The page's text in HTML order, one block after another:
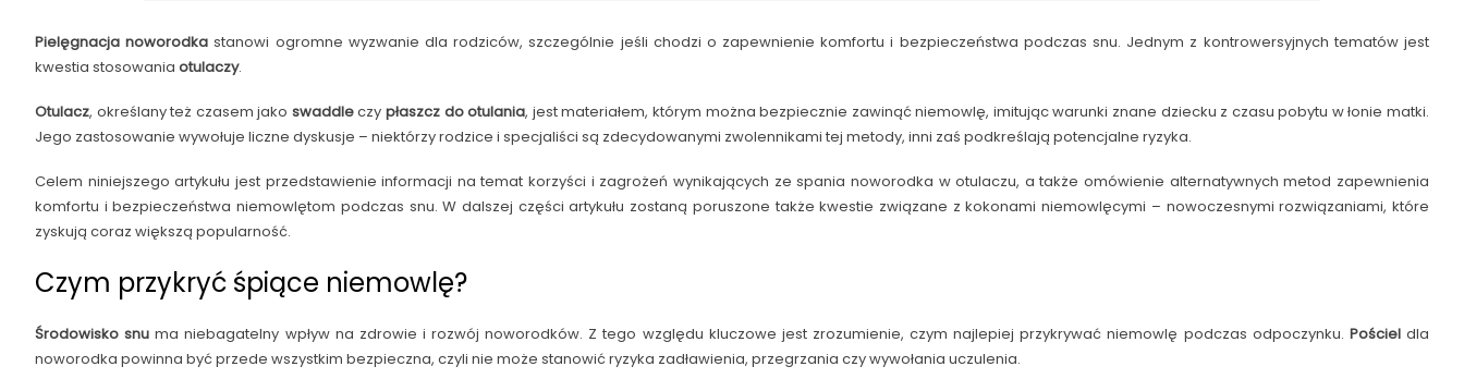
Pielęgnacja noworodka stanowi ogromne wyzwanie dla rodziców, szczególnie jeśli chodzi o zapewnienie komfortu i bezpieczeństwa podczas snu. Jednym z kontrowersyjnych tematów jest
kwestia stosowania otulaczy.
Otulacz, określany też czasem jako swaddleczypłaszcz do otulania, jest materiałem, którym można bezpiecznie zawinąć niemowlę, imitując warunki znane dziecku z czasu pobytu w łonie matki.
Jego zastosowanie wywołuje liczne dyskusje – niektórzy rodzice i specjaliści są zdecydowanymi zwolennikami tej metody, inni zaś podkreślają potencjalne ryzyka.
Celem niniejszego artykułu jest przedstawienie informacji na temat korzyści i zagrożeń wynikających ze spania noworodka w otulaczu, a także omówienie alternatywnych metod zapewnienia
komfortu i bezpieczeństwa niemowlętom podczas snu. W dalszej części artykułu zostaną poruszone także kwestie związane z kokonami niemowlęcymi – nowoczesnymi rozwiązaniami, które
zyskują coraz większą popularność.
Czym przykryć śpiące niemowlę?
Środowisko snu ma niebagatelny wpływ na zdrowie i rozwój noworodków. Z tego względu kluczowe jest zrozumienie, czym najlepiej przykrywać niemowlę podczas odpoczynku. Pościeldla
noworodka powinna być przede wszystkim bezpieczna, czyli nie może stanowić ryzyka zadławienia, przegrzania czy wywołania uczulenia.